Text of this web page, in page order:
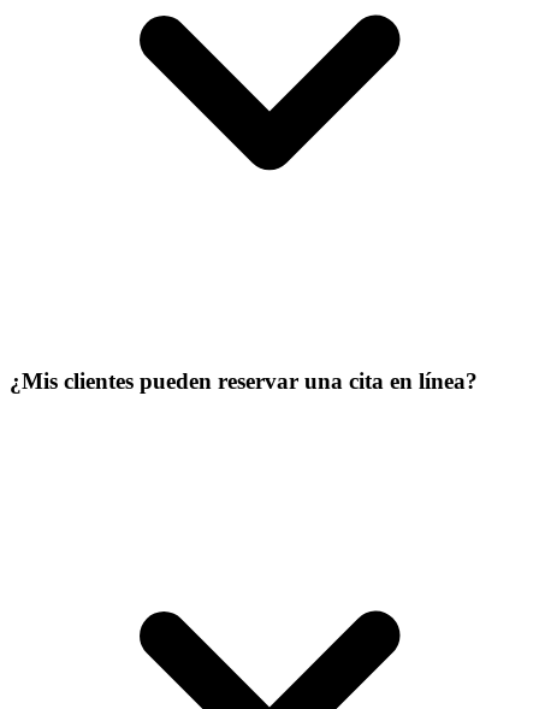
¿Mis clientes pueden reservar una cita en línea?